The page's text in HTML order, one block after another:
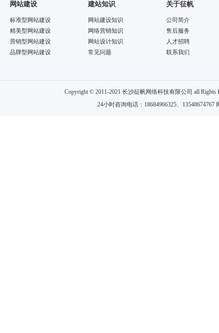
网站建设
标准型网站建设
精美型网站建设
营销型网站建设
品牌型网站建设
建站知识
网站建设知识
网络营销知识
网站设计知识
常见问题
关于征帆
公司简介
售后服务
人才招聘
联系我们
Copyright © 2011-2021 长沙征帆网络科技有限公司 all
24小时咨询电话：18684966325、